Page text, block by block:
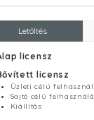
Letöltés
licensz
licensz
Üzleti célú
Sajtó célú
Kiállítás